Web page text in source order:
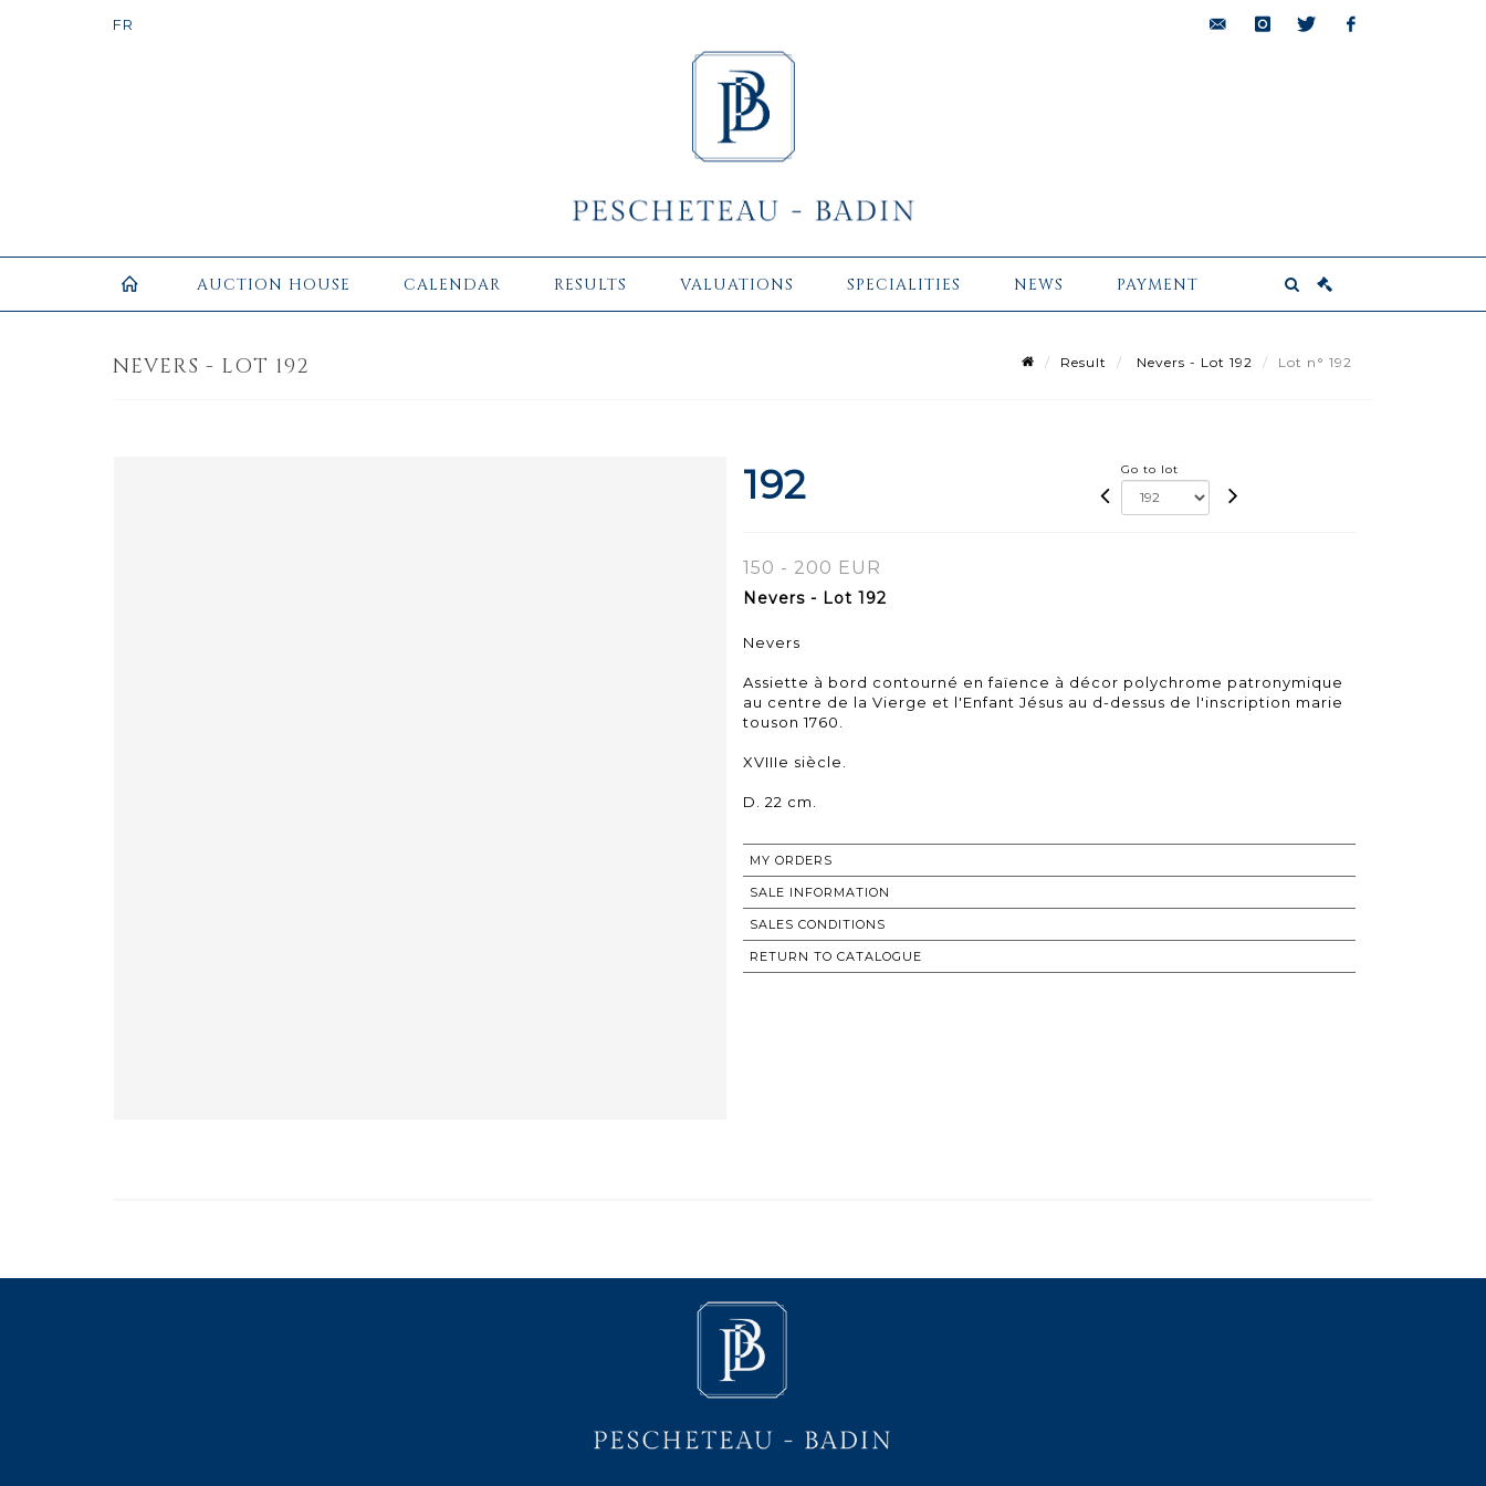
AUCTION HOUSE CALENDAR RESULTS VALUATIONS SPECIALITIES NEWS PAYMENT
NEVERS - LOT 192 Result Nevers - Lot 192 Lot n° 192
192 Go to lot
150 - 200 EUR
Nevers - Lot 192
Nevers
Assiette à bord contourné en faïence à décor polychrome patronymique
au centre de la Vierge et l'Enfant Jésus au d-dessus de l'inscription marie
touson 1760.
XVIIIe siècle.
D. 22 cm.
MY ORDERS
SALE INFORMATION
SALES CONDITIONS
RETURN TO CATALOGUE